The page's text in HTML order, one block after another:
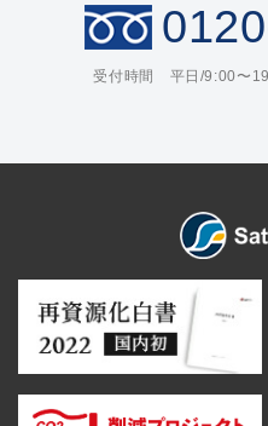
受付時間 平日/9:00〜